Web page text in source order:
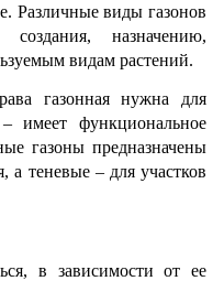
Различные виды газонов
назначению,
видам растений.
газонная нужна для
имеет функциональное
газоны предназначены
а теневые – для участков
в зависимости от ее